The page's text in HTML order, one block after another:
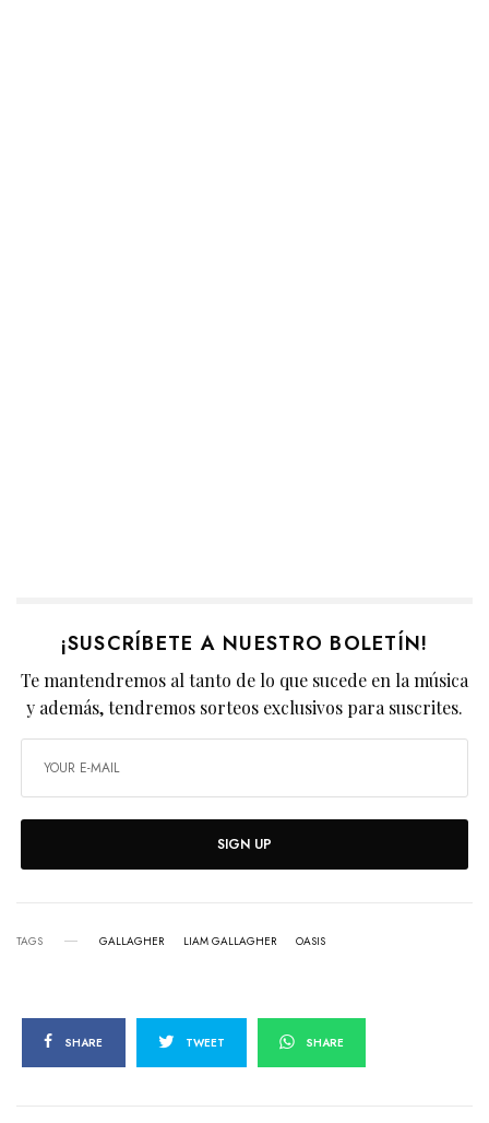
¡SUSCRÍBETE A NUESTRO BOLETÍN!
Te mantendremos al tanto de lo que sucede en la música
y además, tendremos sorteos exclusivos para suscrites.
SIGN UP
TAGS GALLAGHER LIAM GALLAGHER OASIS
SHARE TWEET SHARE